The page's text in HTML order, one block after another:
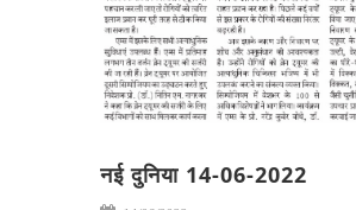
नई दुनिया 14-06-2022